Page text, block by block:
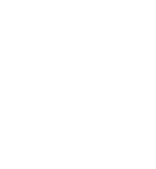
opportuno, nella misura
legge applicabile. Non sarà
per l’uso dell’Invio. Non
di pubblicare o utilizzare l’Invio
rimuovere qualsiasi
in particolare se viola i
documento. Fornendo
dichiara e garantisce di
controllare tutti i diritti
necessari per fornirlo, inclusi i
L’Utente accetta che:
propri Invii devono essere